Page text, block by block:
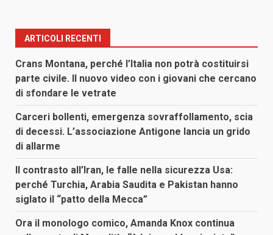
ARTICOLI RECENTI
Crans Montana, perché l’Italia non potrà costituirsi
parte civile. Il nuovo video con i giovani che cercano
di sfondare le vetrate
Carceri bollenti, emergenza sovraffollamento, scia
di decessi. L’associazione Antigone lancia un grido
di allarme
Il contrasto all’Iran, le falle nella sicurezza Usa:
perché Turchia, Arabia Saudita e Pakistan hanno
siglato il “patto della Mecca”
Ora il monologo comico, Amanda Knox continua